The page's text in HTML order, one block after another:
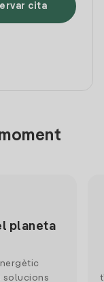
cita
planeta
solucions